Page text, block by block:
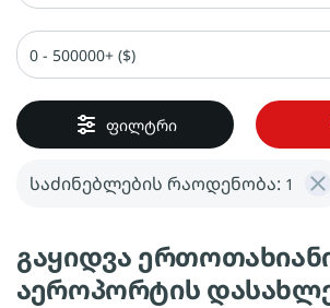
0 - 500000+ ($)
ფილტრი
საძინებლების რაოდენობა: 1
გაყიდვა
აეროპორტის